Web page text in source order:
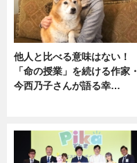
他人と比べる意味はない！
「命の授業」を続ける作家・
今西乃子さんが語る幸…